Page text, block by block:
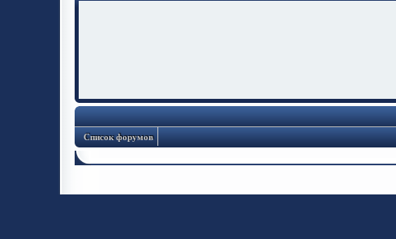
Список форумов